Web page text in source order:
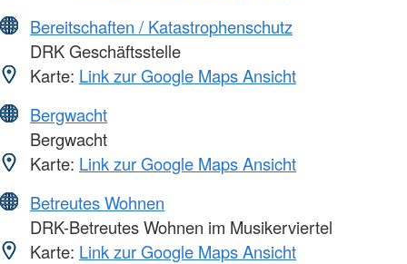
Bereitschaften / Katastrophenschutz
DRK Geschäftsstelle
Karte: Link zur Google Maps Ansicht
Bergwacht
Bergwacht
Karte: Link zur Google Maps Ansicht
Betreutes Wohnen
DRK-Betreutes Wohnen im Musikerviertel
Karte: Link zur Google Maps Ansicht